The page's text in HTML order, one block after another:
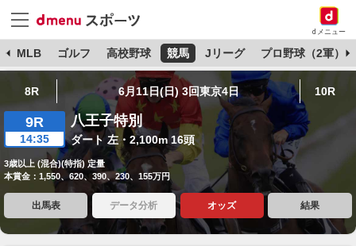
dメニュー
MLB ゴルフ 高校野球 競馬 Jリーグ プロ野球（2軍）
8R 6月11日(日) 3回東京4日 10R
9R
14:35
八王子特別
ダート 左・2,100m 16頭
3歳以上 (混合)(特指) 定量
本賞金：1,550、620、390、230、155万円
出馬表 データ分析 オッズ 結果